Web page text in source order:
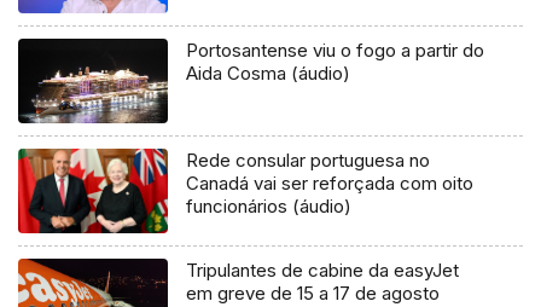
Portosantense viu o fogo a partir do
Aida Cosma (áudio)
Rede consular portuguesa no
Canadá vai ser reforçada com oito
funcionários (áudio)
Tripulantes de cabine da easyJet
em greve de 15 a 17 de agosto